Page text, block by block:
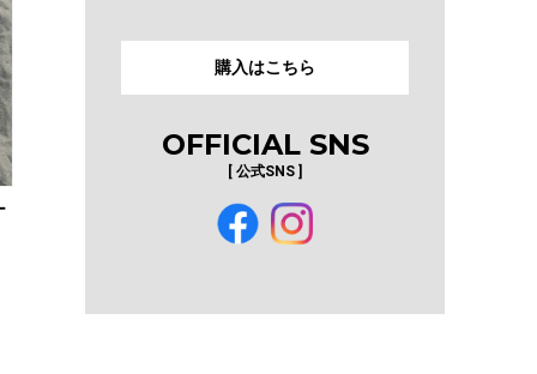
購入はこちら
OFFICIAL SNS
[ 公式SNS ]